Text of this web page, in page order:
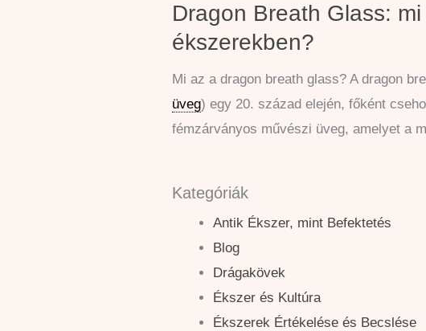
Dragon Breath Glass:
ékszerekben?
Mi az a dragon breath glass? A dragon
üveg) egy 20. század elején, főként
fémzárványos művészi üveg, amelyet a
Kategóriák
Antik Ékszer, mint Befektetés
Blog
Drágakövek
Ékszer és Kultúra
Ékszerek Értékelése és Becslése